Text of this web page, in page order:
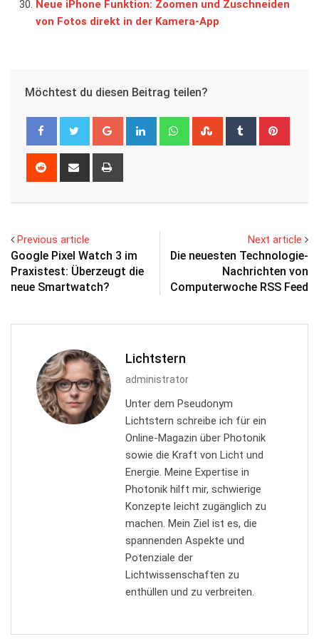
Neue iPhone Funktion: Zoomen und Zuschneiden
von Fotos direkt in der Kamera-App
Möchtest du diesen Beitrag teilen?
Google+ LinkedIn WhatsappStumbleUpon
Tumblr
Reddit
Share
Previous article
Google Pixel Watch 3 im
Praxistest: Überzeugt die
neue Smartwatch?
Next article
Die neuesten Technologie-
Nachrichten von
Computerwoche RSS Feed
Lichtstern
administrator
Unter dem Pseudonym
Lichtstern schreibe ich für ein
Online-Magazin über Photonik
sowie die Kraft von Licht und
Energie. Meine Expertise in
Photonik hilft mir, schwierige
Konzepte leicht zugänglich zu
machen. Mein Ziel ist es, die
spannenden Aspekte und
Potenziale der
Lichtwissenschaften zu
enthüllen und zu verbreiten.